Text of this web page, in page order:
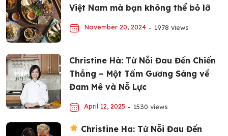
Việt Nam mà bạn không thể bỏ lỡ
November 20, 2024 - 1978 views
Christine Hà: Từ Nỗi Đau Đến Chiến
Thắng – Một Tấm Gương Sáng về
Đam Mê và Nỗ Lực
April 12, 2025 - 1530 views
Christine Ha: Từ Nỗi Đau Đến